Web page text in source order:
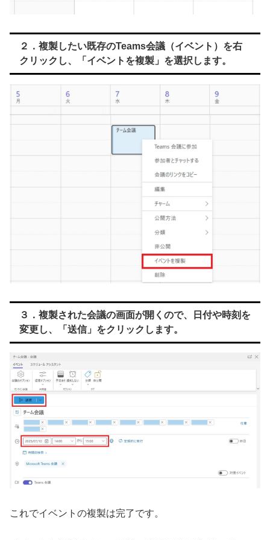
２．複製したい既存のTeams会議（イベント）を右
クリックし、「イベントを複製」を選択します。
３．複製された会議の画面が開くので、日付や時刻を
変更し、「送信」をクリックします。
これでイベントの複製は完了です。